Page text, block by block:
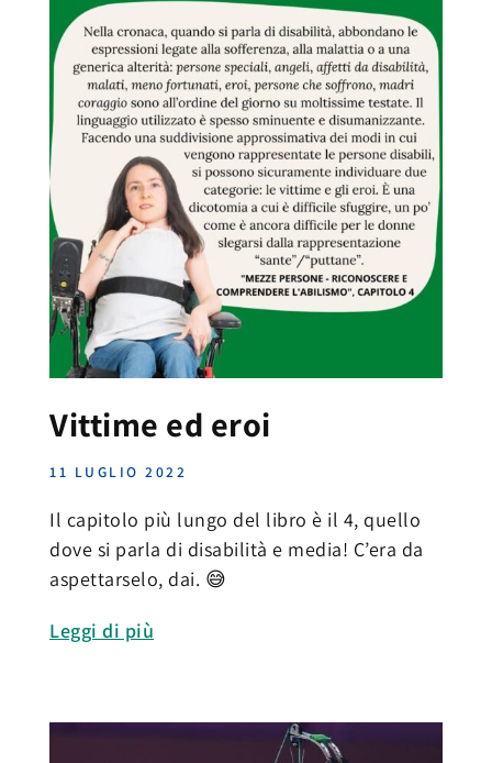
Vittime ed eroi
11 LUGLIO 2022
Il capitolo più lungo del libro è il 4, quello
dove si parla di disabilità e media! C’era da
aspettarselo, dai. 😅
Leggi di più